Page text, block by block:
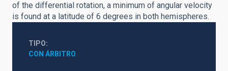
of the differential rotation, a minimum of angular velocity
is found at a latitude of 6 degrees in both hemispheres.
TIPO
CON ÁRBITRO